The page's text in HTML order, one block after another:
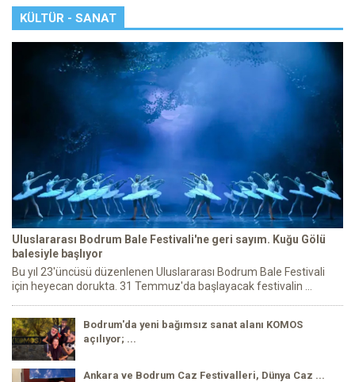
KÜLTÜR - SANAT
Uluslararası Bodrum Bale Festivali'ne geri sayım. Kuğu Gölü
balesiyle başlıyor
Bu yıl 23'üncüsü düzenlenen Uluslararası Bodrum Bale Festivali
için heyecan dorukta. 31 Temmuz'da başlayacak festivalin ...
Bodrum'da yeni bağımsız sanat alanı KOMOS
açılıyor; ...
Ankara ve Bodrum Caz Festivalleri, Dünya Caz ...